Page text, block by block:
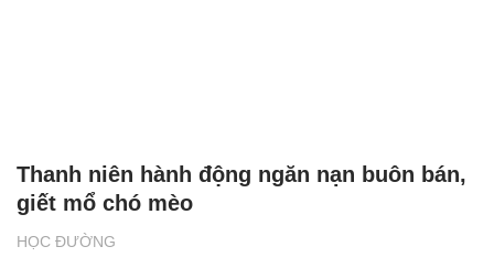
HỌC ĐƯỜNG
Thanh niên hành động ngăn nạn buôn bán,
giết mổ chó mèo